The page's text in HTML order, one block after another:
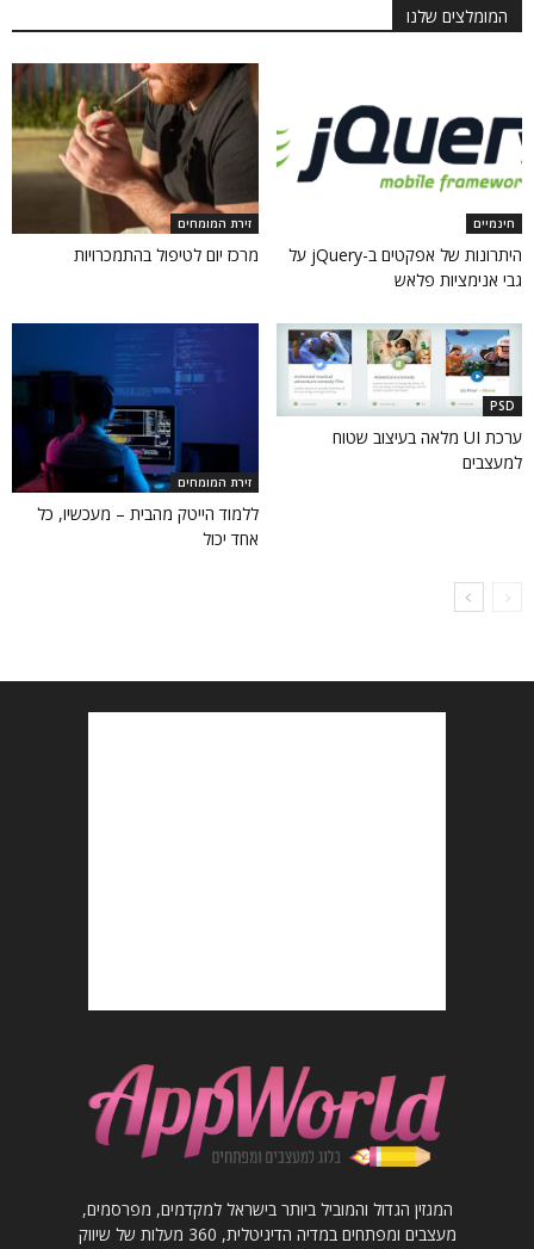
המומלצים שלנו
חינמיים
היתרונות של אפקטים ב-jQuery על
גבי אנימציות פלאש
זירת המומחים
מרכז יום לטיפול בהתמכרויות
PSD
ערכת UI מלאה בעיצוב שטוח
למעצבים
זירת המומחים
ללמוד הייטק מהבית – מעכשיו, כל
אחד יכול
המגזין הגדול והמוביל ביותר בישראל למקדמים, מפרסמים,
מעצבים ומפתחים במדיה הדיגיטלית, 360 מעלות של שיווק